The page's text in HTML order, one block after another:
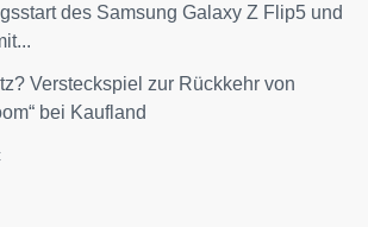
des Samsung Galaxy Z Flip5 und
Versteckspiel zur Rückkehr von
bei Kaufland